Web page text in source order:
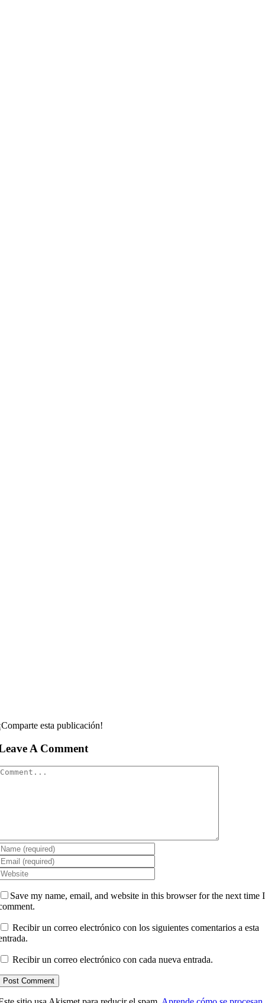
esta publicación!
A Comment
Save my name, email, and website in this browser for the next time I
Recibir un correo electrónico con los siguientes comentarios a esta
Recibir un correo electrónico con cada nueva entrada.